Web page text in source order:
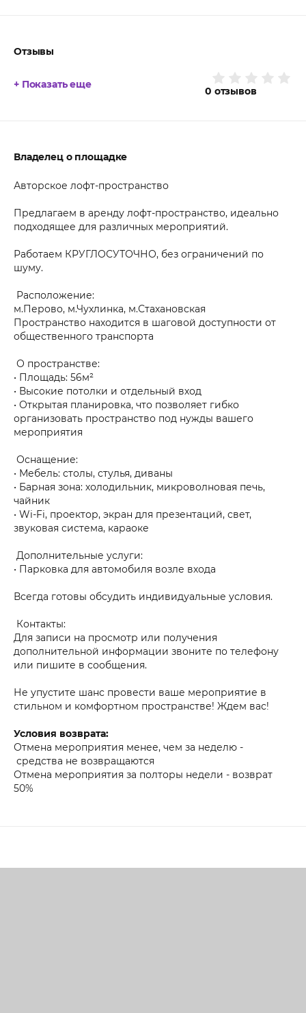
Отзывы
0 отзывов
+ Показать еще
Владелец о площадке
Авторское лофт-пространство
Предлагаем в аренду лофт-пространство, идеально
подходящее для различных мероприятий.
Работаем КРУГЛОСУТОЧНО, без ограничений по
шуму.
Расположение:
м.Перово, м.Чухлинка, м.Стахановская
Пространство находится в шаговой доступности от
общественного транспорта
О пространстве:
• Площадь: 56м²
• Высокие потолки и отдельный вход
• Открытая планировка, что позволяет гибко
организовать пространство под нужды вашего
мероприятия
Оснащение:
• Мебель: столы, стулья, диваны
• Барная зона: холодильник, микроволновая печь,
чайник
• Wi-Fi, проектор, экран для презентаций, свет,
звуковая система, караоке
Дополнительные услуги:
• Парковка для автомобиля возле входа
Всегда готовы обсудить индивидуальные условия.
Контакты:
Для записи на просмотр или получения
дополнительной информации звоните по телефону
или пишите в сообщения.
Не упустите шанс провести ваше мероприятие в
стильном и комфортном пространстве! Ждем вас!
Условия возврата:
Отмена мероприятия менее, чем за неделю -
средства не возвращаются
Отмена мероприятия за полторы недели - возврат
50%